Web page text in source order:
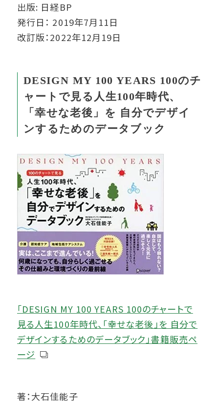
出版: 日経BP
発行日： 2019年7月11日
改訂版：2022年12月19日
DESIGN MY 100 YEARS 100のチ
ャートで見る人生100年時代、
「幸せな老後」を 自分でデザイ
ンするためのデータブック
「DESIGN MY 100 YEARS 100のチャートで
見る人生100年時代、「幸せな老後」を 自分で
デザインするためのデータブック」書籍販売ペ
ージ
著：大石佳能子